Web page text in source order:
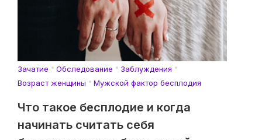
Зачатие Обследование
Заблуждения
Возраст женщины
Мужской фактор бесплодия
Что такое бесплодие и когда
начинать считать себя